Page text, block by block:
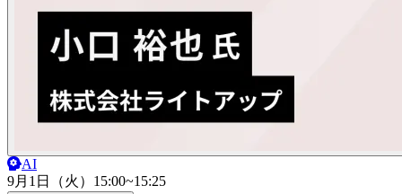
AI
9月1日（火） 15:00~15:25